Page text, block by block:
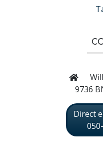
9736
Direct